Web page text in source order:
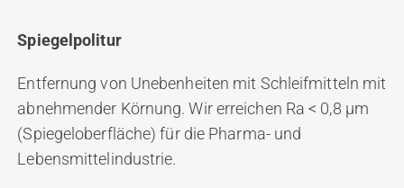
Spiegelpolitur
Entfernung von Unebenheiten mit Schleifmitteln mit
abnehmender Körnung. Wir erreichen Ra < 0,8 μm
(Spiegeloberfläche) für die Pharma- und
Lebensmittelindustrie.